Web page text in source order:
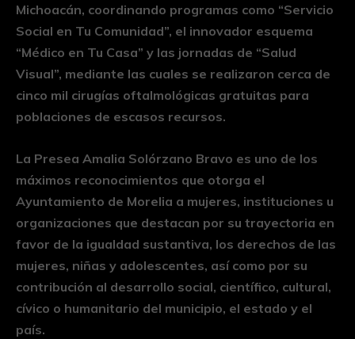
Michoacán, coordinando programas como “Servicio
Social en Tu Comunidad”, el innovador esquema
“Médico en Tu Casa” y las jornadas de “Salud
Visual”, mediante las cuales se realizaron cerca de
cinco mil cirugías oftalmológicas gratuitas para
poblaciones de escasos recursos.
La Presea Amalia Solórzano Bravo es uno de los
máximos reconocimientos que otorga el
Ayuntamiento de Morelia a mujeres, instituciones u
organizaciones que destacan por su trayectoria en
favor de la igualdad sustantiva, los derechos de las
mujeres, niñas y adolescentes, así como por su
contribución al desarrollo social, científico, cultural,
cívico o humanitario del municipio, el estado y el
país.